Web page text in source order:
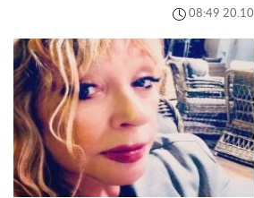
08:49 20.10